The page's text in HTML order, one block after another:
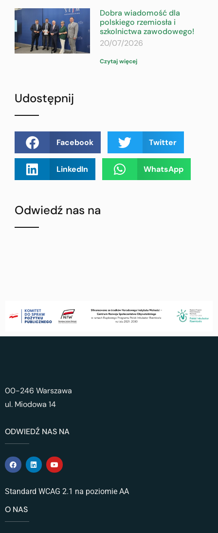
Dobra wiadomość dla
polskiego rzemiosła i
szkolnictwa zawodowego!
20/07/2026
Czytaj więcej
Udostępnij
Facebook Twitter
LinkedIn WhatsApp
Odwiedź nas na
00-246 Warszawa
ul. Miodowa 14
ODWIEDŹ NAS NA
Standard WCAG 2.1 na poziomie AA
O NAS